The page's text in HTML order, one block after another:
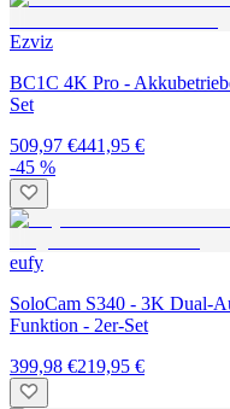
Ezviz
BC1C 4K Pro -
Set
509,97 €441,95 €
-45 %
eufy
SoloCam S340 - 3K Dual-
Funktion - 2er-Set
399,98 €219,95 €